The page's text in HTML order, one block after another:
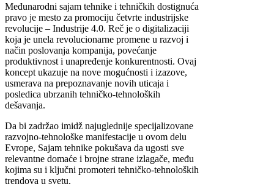
Međunarodni sajam tehnike i tehničkih dostignuća
pravo je mesto za promociju četvrte industrijske
revolucije – Industrije 4.0. Reč je o digitalizaciji
koja je unela revolucionarne promene u razvoj i
način poslovanja kompanija, povećanje
produktivnost i unapređenje konkurentnosti. Ovaj
koncept ukazuje na nove mogućnosti i izazove,
usmerava na prepoznavanje novih uticaja i
posledica ubrzanih tehničko-tehnoloških
dešavanja.
Da bi zadržao imidž najuglednije specijalizovane
razvojno-tehnološke manifestacije u ovom delu
Evrope, Sajam tehnike pokušava da ugosti sve
relevantne domaće i brojne strane izlagače, među
kojima su i ključni promoteri tehničko-tehnoloških
trendova u svetu.